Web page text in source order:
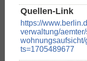
Quellen-Link
https://
verwaltung/
ts=1705489677